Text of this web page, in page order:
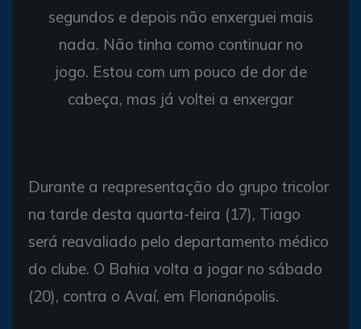
segundos e depois não enxerguei mais
nada. Não tinha como continuar no
jogo. Estou com um pouco de dor de
cabeça, mas já voltei a enxergar
Durante a reapresentação do grupo tricolor
na tarde desta quarta-feira (17), Tiago
será reavaliado pelo departamento médico
do clube. O Bahia volta a jogar no sábado
(20), contra o Avaí, em Florianópolis.